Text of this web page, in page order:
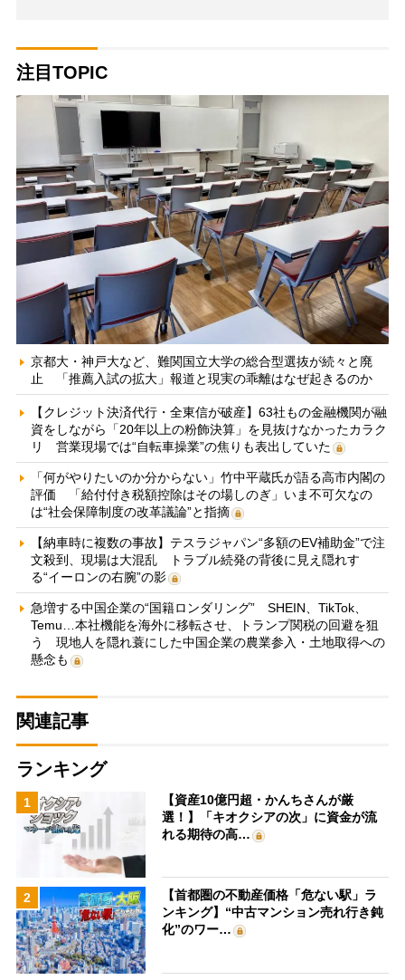
注目TOPIC
京都大・神戸大など、難関国立大学の総合型選抜が続々と廃
止 「推薦入試の拡大」報道と現実の乖離はなぜ起きるのか
【クレジット決済代行・全東信が破産】63社もの金融機関が融
資をしながら「20年以上の粉飾決算」を見抜けなかったカラク
リ 営業現場では“自転車操業”の焦りも表出していた
「何がやりたいのか分からない」竹中平蔵氏が語る高市内閣の
評価 「給付付き税額控除はその場しのぎ」いま不可欠なの
は“社会保障制度の改革議論”と指摘
【納車時に複数の事故】テスラジャパン“多額のEV補助金”で注
文殺到、現場は大混乱 トラブル続発の背後に見え隠れす
る“イーロンの右腕”の影
急増する中国企業の“国籍ロンダリング” SHEIN、TikTok、
Temu…本社機能を海外に移転させ、トランプ関税の回避を狙
う 現地人を隠れ蓑にした中国企業の農業参入・土地取得への
懸念も
関連記事
ランキング
1
【資産10億円超・かんちさんが厳
選！】「キオクシアの次」に資金が流
れる期待の高…
2
【首都圏の不動産価格「危ない駅」ラ
ンキング】“中古マンション売れ行き鈍
化”のワー…